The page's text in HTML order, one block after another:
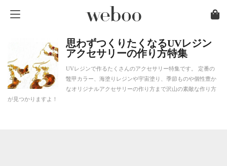
思わずつくりたくなるUVレジン
アクセサリーの作り方特集
UVレジンで作るたくさんのアクセサリー特集です。 定番の
鼈甲カラー、海塗りレジンや宇宙塗り、季節ものや個性豊か
なオリジナルアクセサリーの作り方まで沢山の素敵な作り方
が見つかりますよ！